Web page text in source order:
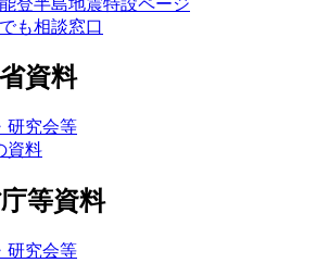
も相談窓口
資料
研究会等
資料
等資料
研究会等